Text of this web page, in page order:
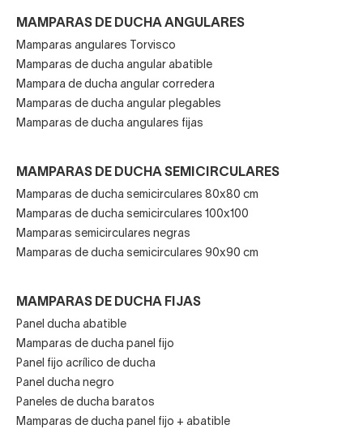
libre en torno a la puerta para que no choque con
nada al abrirse.
Acabados de moda en las mamparas
Otra cuestión importante es el diseño, sobre todo el
acabado o color de la perfilería
parte de los modelos de Torvisco son estándar y no
Aun así habrás visto que hoy en día hay otros dos
acabados muy de moda: dorado y cobrizo, también
MAMPARAS DE DUCHA ANGULARES
Mamparas angulares Torvisco
Mamparas de ducha angular abatible
Mampara de ducha angular corredera
Mamparas de ducha angular plegables
Mamparas de ducha angulares fijas
MAMPARAS DE DUCHA SEMICIRCULARES
Mamparas de ducha semicirculares 80x80 cm
Mamparas de ducha semicirculares 100x100
Mamparas semicirculares negras
Mamparas de ducha semicirculares 90x90 cm
MAMPARAS DE DUCHA FIJAS
Panel ducha abatible
Mamparas de ducha panel fijo
Panel fijo acrílico de ducha
Panel ducha negro
Paneles de ducha baratos
Mamparas de ducha panel fijo + abatible